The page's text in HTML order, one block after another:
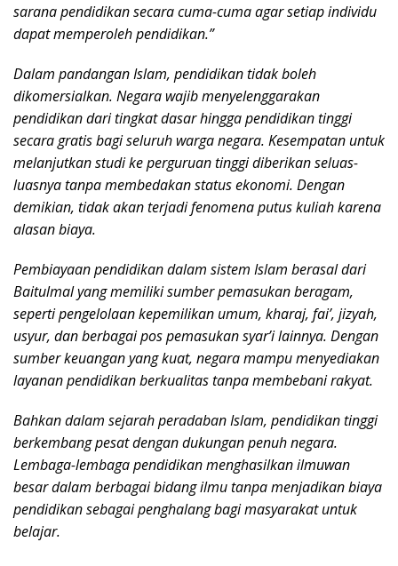
sarana pendidikan secara cuma-cuma agar setiap individu
dapat memperoleh pendidikan.”
Dalam pandangan Islam, pendidikan tidak boleh
dikomersialkan. Negara wajib menyelenggarakan
pendidikan dari tingkat dasar hingga pendidikan tinggi
secara gratis bagi seluruh warga negara. Kesempatan untuk
melanjutkan studi ke perguruan tinggi diberikan seluas-
luasnya tanpa membedakan status ekonomi. Dengan
demikian, tidak akan terjadi fenomena putus kuliah karena
alasan biaya.
Pembiayaan pendidikan dalam sistem Islam berasal dari
Baitulmal yang memiliki sumber pemasukan beragam,
seperti pengelolaan kepemilikan umum, kharaj, fai’, jizyah,
usyur, dan berbagai pos pemasukan syar’i lainnya. Dengan
sumber keuangan yang kuat, negara mampu menyediakan
layanan pendidikan berkualitas tanpa membebani rakyat.
Bahkan dalam sejarah peradaban Islam, pendidikan tinggi
berkembang pesat dengan dukungan penuh negara.
Lembaga-lembaga pendidikan menghasilkan ilmuwan
besar dalam berbagai bidang ilmu tanpa menjadikan biaya
pendidikan sebagai penghalang bagi masyarakat untuk
belajar.